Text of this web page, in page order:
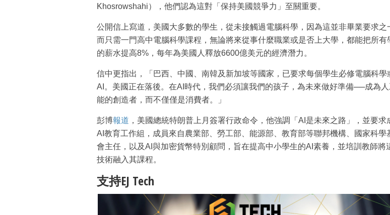
Khosrowshahi），他們認為這對「保持美國競爭力」至關重要。
公開信上寫道，美國大多數的學生，從未接觸過電腦科學，因為這並非畢業要求之
而只需一門高中電腦科學課程，無論將來從事什麼職業或是否上大學，都能把所有
的薪水提高8%，每年為美國人釋放6600億美元的經濟潛力。
信中更指出，「巴西、中國、南韓及新加坡等國家，已要求每個學生必修電腦科學
AI。美國正在落後。在AI時代，我們必須讓我們的孩子，為未來做好準備──成為
能的創造者，而不僅僅是消費者。」
彭博報道 ，美國總統特朗普上月簽署行政命令，他強調「AI是未來之路」，並要求
AI教育工作組，成員來自農業部、勞工部、能源部、教育部等聯邦機構、國家科學
會主任，以及AI與加密貨幣特別顧問，旨在提高中小學生的AI素養，並培訓教師將
技術融入其課程。
支持EJ Tech